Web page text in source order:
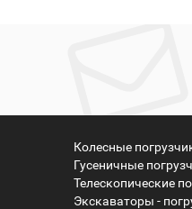
Колесные
Гусеничные
Телескопические
Экскаваторы -